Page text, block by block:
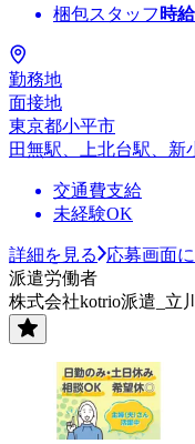
梱包スタッフ 時給
勤務地
面接地
東京都小平市
田無駅、上北台駅、新
交通費支給
未経験OK
詳細を見る
応募画面
派遣労働者
株式会社kotrio派遣_立